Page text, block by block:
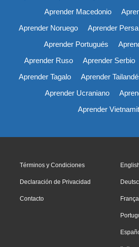
Aprender Macedonio
Aprender Noruego
Aprender Persa
Aprender Portugués
Aprender Ruso
Aprender Serbio
Aprender Tagalo
Aprender
Aprender Ucraniano
Aprender
Términos y Condiciones
Declaración de Privacidad
Contacto